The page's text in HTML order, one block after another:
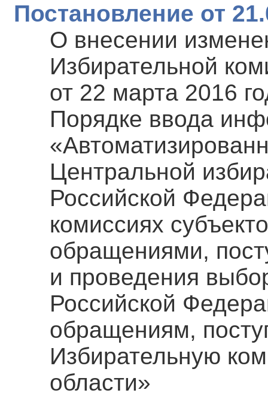
Постановление от
О внесении
Избирательной
от 22 марта 2016
Порядке ввода
Центральной
Российской
комиссиях
обращениями,
и проведения
Российской
обращениям,
Избирательную
области»